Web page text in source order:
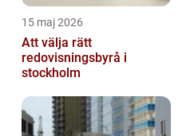
15 maj 2026
Att välja rätt
redovisningsbyrå i
stockholm